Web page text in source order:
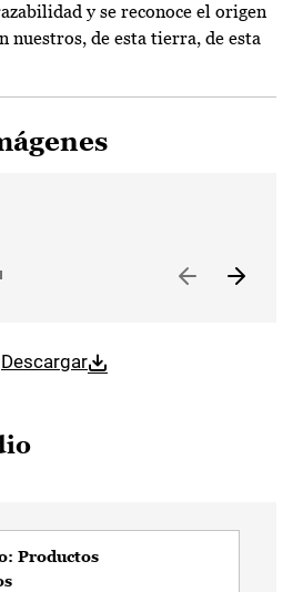
y se reconoce el origen
nuestros, de esta tierra, de esta
Descargar
Productos